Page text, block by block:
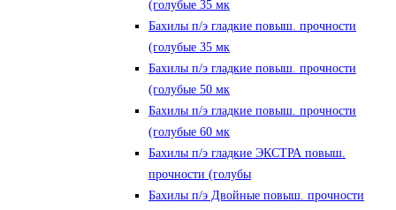
(голубые 35 мк
Бахилы п/э гладкие повыш. прочности
(голубые 35 мк
Бахилы п/э гладкие повыш. прочности
(голубые 50 мк
Бахилы п/э гладкие повыш. прочности
(голубые 60 мк
Бахилы п/э гладкие ЭКСТРА повыш.
прочности (голубы
Бахилы п/э Двойные повыш. прочности